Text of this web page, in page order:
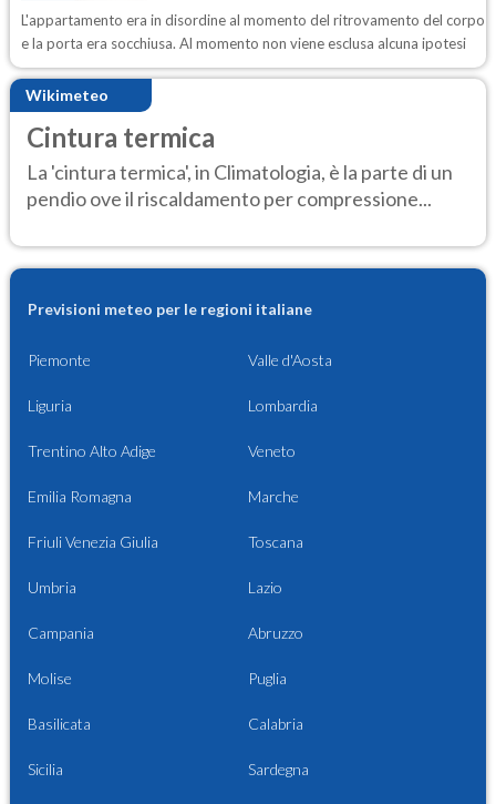
L'appartamento era in disordine al momento del ritrovamento del corpo
e la porta era socchiusa. Al momento non viene esclusa alcuna ipotesi
Wikimeteo
Cintura termica
La 'cintura termica', in Climatologia, è la parte di un
pendio ove il riscaldamento per compressione...
Previsioni meteo per le regioni italiane
Piemonte Valle d'Aosta
Liguria Lombardia
Trentino Alto Adige Veneto
Emilia Romagna Marche
Friuli Venezia Giulia Toscana
Umbria Lazio
Campania Abruzzo
Molise Puglia
Basilicata Calabria
Sicilia Sardegna